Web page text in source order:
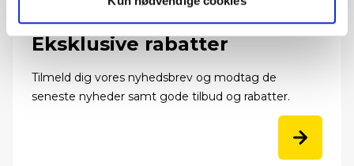
Eksklusive rabatter
Tilmeld dig vores nyhedsbrev og modtag de
seneste nyheder samt gode tilbud og rabatter.